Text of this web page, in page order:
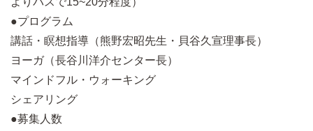
●プログラム
講話・瞑想指導（熊野宏昭先生・貝谷久宣理事長）
ヨーガ（長谷川洋介センター長）
マインドフル・ウォーキング
シェアリング
●募集人数